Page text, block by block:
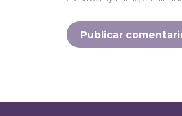
Publicar